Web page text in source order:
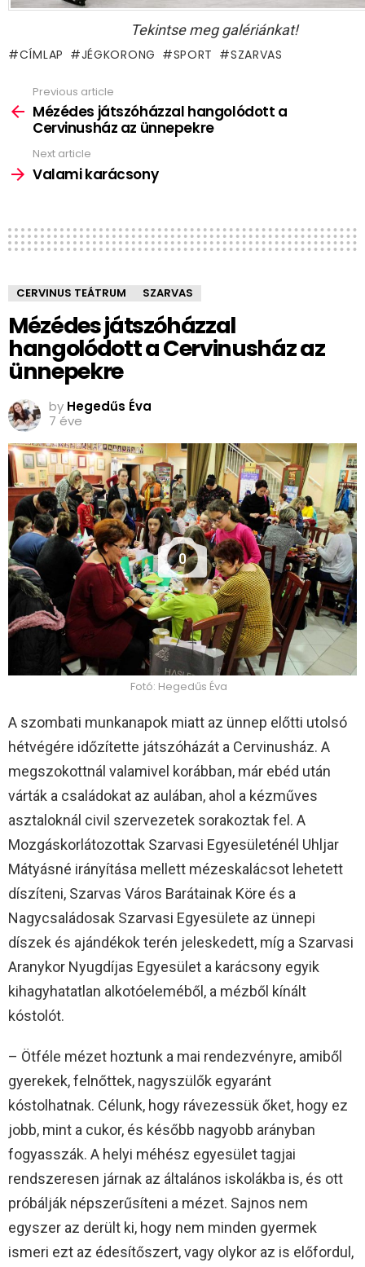
Tekintse meg galériánkat!
CÍMLAP JÉGKORONG SPORT SZARVAS
more
Previous article
Mézédes játszóházzal hangolódott a
Cervinusház az ünnepekre
Next article
Valami karácsony
CERVINUS TEÁTRUM SZARVAS
Mézédes játszóházzal
hangolódott a Cervinusház az
ünnepekre
by Hegedűs Éva
7 éve
0
Fotó: Hegedűs Éva
A szombati munkanapok miatt az ünnep előtti utolsó
hétvégére időzítette játszóházát a Cervinusház. A
megszokottnál valamivel korábban, már ebéd után
várták a családokat az aulában, ahol a kézműves
asztaloknál civil szervezetek sorakoztak fel. A
Mozgáskorlátozottak Szarvasi Egyesületénél Uhljar
Mátyásné irányítása mellett mézeskalácsot lehetett
díszíteni, Szarvas Város Barátainak Köre és a
Nagycsaládosak Szarvasi Egyesülete az ünnepi
díszek és ajándékok terén jeleskedett, míg a Szarvasi
Aranykor Nyugdíjas Egyesület a karácsony egyik
kihagyhatatlan alkotóeleméből, a mézből kínált
kóstolót.
– Ötféle mézet hoztunk a mai rendezvényre, amiből
gyerekek, felnőttek, nagyszülők egyaránt
kóstolhatnak. Célunk, hogy rávezessük őket, hogy ez
jobb, mint a cukor, és később nagyobb arányban
fogyasszák. A helyi méhész egyesület tagjai
rendszeresen járnak az általános iskolákba is, és ott
próbálják népszerűsíteni a mézet. Sajnos nem
egyszer az derült ki, hogy nem minden gyermek
ismeri ezt az édesítőszert, vagy olykor az is előfordul,